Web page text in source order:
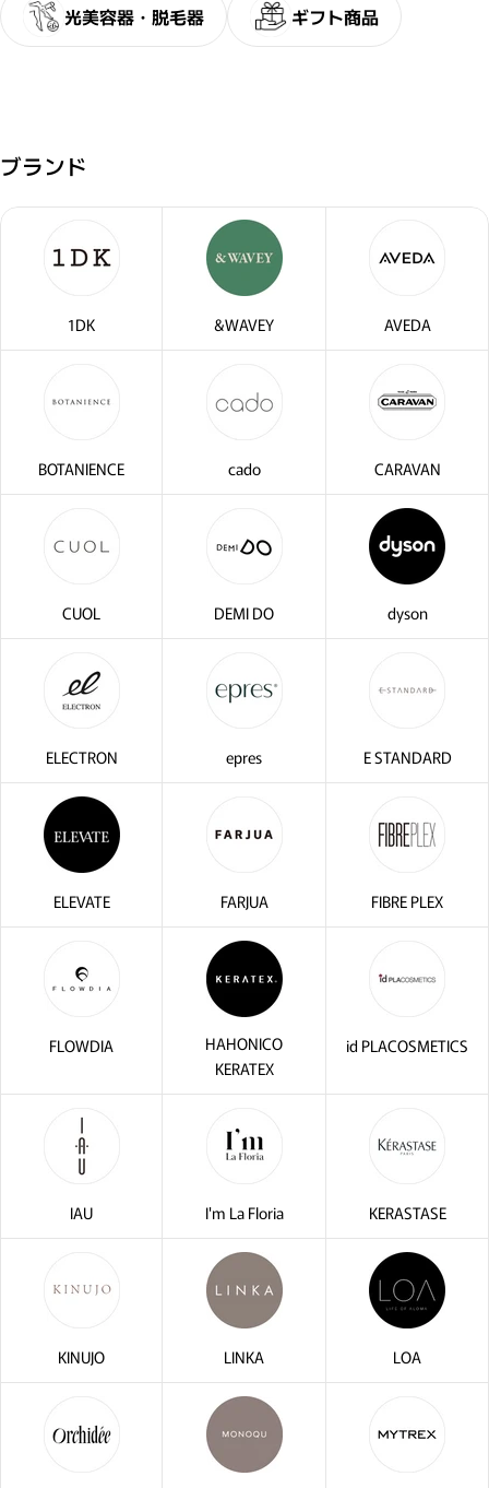
閉じる
光美容器・脱毛器 ギフト商品
ブランド
1DK &WAVEY AVEDA
BOTANIENCE cado CARAVAN
CUOL DEMI DO dyson
ELECTRON epres E STANDARD
ELEVATE FARJUA FIBRE PLEX
FLOWDIA
HAHONICO
KERATEX
id PLACOSMETICS
IAU I'm La Floria KERASTASE
KINUJO LINKA LOA